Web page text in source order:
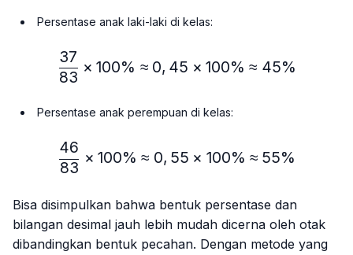
Persentase anak laki-laki di kelas:
\frac{37}{83} × 100\%≈
83
37
× 100% ≈ 0, 45 × 100% ≈ 45%
Persentase anak perempuan di kelas:
\frac{46}{83} × 100\%
83
46
× 100% ≈ 0, 55 × 100% ≈ 55%
Bisa disimpulkan bahwa bentuk persentase dan
bilangan desimal jauh lebih mudah dicerna oleh otak
dibandingkan bentuk pecahan. Dengan metode yang